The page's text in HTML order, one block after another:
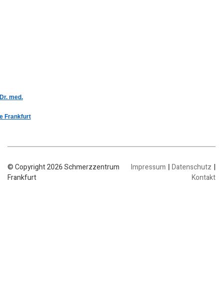
med.
Frankfurt
Impressum | Datenschutz |
Kontakt
© Copyright 2026 Schmerzzentrum
Frankfurt